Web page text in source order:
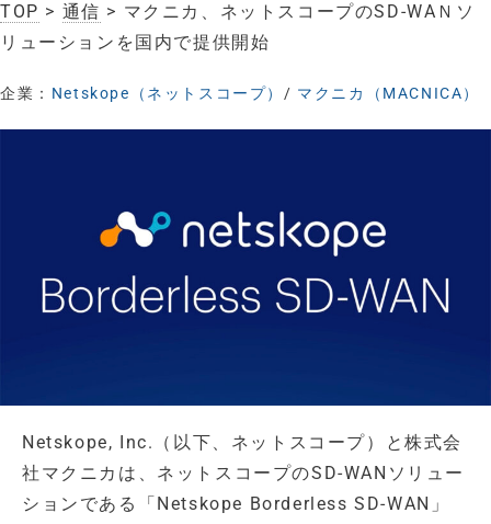
TOP > 通信 > マクニカ、ネットスコープのSD-WAＮソ
リューションを国内で提供開始
企業： Netskope（ネットスコープ）/ マクニカ（MACNICA）
Netskope, Inc.（以下、ネットスコープ）と株式会
社マクニカは、ネットスコープのSD-WANソリュー
ションである「Netskope Borderless SD-WAN」